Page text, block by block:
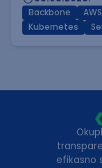
Backbone AWS
Kubernetes
efikasno